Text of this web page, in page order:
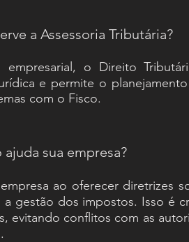
a Assessoria Tributária?
o Direito
e permite o
com o Fisco.
ajuda sua empresa?
ao oferecer diretrizes
a gestão dos impostos. Isso é
evitando conflitos com as